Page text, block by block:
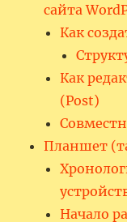
сайта
Как
Как
(Post)
Планшет
Начало